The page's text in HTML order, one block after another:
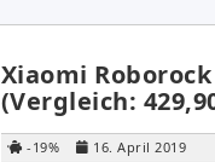
Xiaomi
(Vergleich:
-19% 16. April 2019